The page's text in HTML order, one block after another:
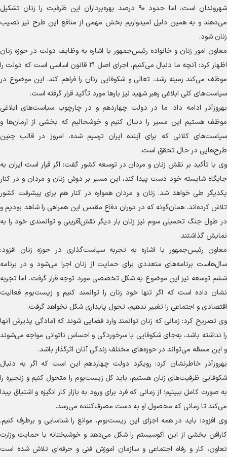
شهروندان است، اما حدود ۹۰ درصد بهره‌برداران این ظرفیت را زنان تشکیل
می‌دهند و به همین دلیل امیدواریم بخش مهمی از منافع این طرح نیز نصیب
زنان شود.
معاون امور زنان و خانواده رئیس‌جمهور با اشاره به وظایف دولت در حوزه زنان
اظهار کرد: آنچه ما دنبال می‌کنیم، اجرای اصل ۲۱ قانون اساسی است که دولت را
موظف می‌کند زمینه رشد، تعالی و شکوفایی زنان را فراهم کند. این موضوع در
سیاست‌های کلی ابلاغی رهبر شهید نیز بار‌ها مورد تأکید قرار گرفته است.
بهروزآذر ادامه داد: ما در دولت چهاردهم و در چارچوب سیاست‌های ابلاغی
موظف هستیم این مسیر را دنبال کنیم و خوشحالیم که بخشی از آرمان‌ها و
سیاست‌های کلانی که برای آینده ایران ترسیم شده، امروز در قالب چنین
طرح‌هایی در حال تحقق است.
وی با تأکید بر نقش زنان و مردان در توسعه کشور گفت: اگر قرار است ایران به
جایگاه شایسته خود دست پیدا کند، این مسیر بر دوش زنان و مردان و در کنار
یکدیگر طی خواهد شد. زنان و مردان همواره در کنار هم برای پیشرفت کشور
تلاش کرده‌اند. همان‌گونه که در دوران دفاع مقدس این همراهی را شاهد بودیم و
در طول جنگ تحمیلی سوم نیز زنان بار دیگر نقش‌آفرینی و توانمندی خود را به
نمایش گذاشتند.
معاون رئیس‌جمهور با اشاره به تجربه سیاست‌گذاری در حوزه زنان افزود:
سال‌هاست برنامه‌های متعددی برای حمایت از زنان اجرا می‌شود و در برنامه
ششم توسعه نیز این موضوع به شکل تخصصی مورد توجه قرار گرفت، اما تجربه
نشان داده است که اگر تنها خود زنان را توانمند کنیم و زیست‌بوم فعالیت
اقتصادی و اجتماعی را تغییر ندهیم، تحول پایداری شکل نخواهد گرفت.
وی تصریح کرد: زمانی که زنان توانمند وارد فضایی شوند که آمادگی پذیرش آنها
را نداشته باشد، به‌جای شکوفایی با سرخوردگی و احساس ناتوانی مواجه می‌شوند
و این مسئله می‌تواند در حوزه‌های مختلف زندگی آنان اثرگذار باشد.
بهروزآذر خاطرنشان کرد: رویکرد دولت چهاردهم این است که اگر به دنبال
شکوفایی ظرفیت‌های زنان هستیم، باید کل زیست‌بوم را متحول کنیم و زنجیره را
به صورت کامل ببینیم؛ از زمانی که فرد برای ورود به بازار کار انگیزه و اشتیاق پیدا
می‌کند تا زمانی که محصول او به دست مصرف‌کننده می‌رسد.
وی افزود: باید در همه اجزای این زیست‌بوم، موانع را شناسایی و برطرف کنیم.
کارافن بخشی از این اکوسیستم را شکل می‌دهد و خوشبختانه با حمایت وزارت
تعاون، کار و رفاه اجتماعی و سازمان آموزش فنی و حرفه‌ای تلاش شده است